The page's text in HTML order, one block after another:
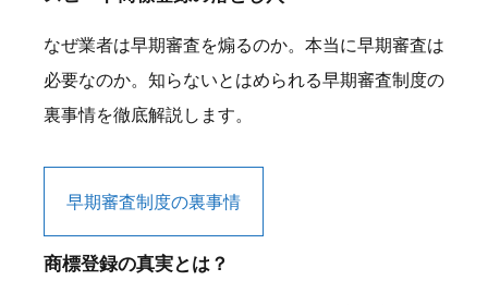
なぜ業者は早期審査を煽るのか。本当に早期審査は
必要なのか。知らないとはめられる早期審査制度の
裏事情を徹底解説します。
早期審査制度の裏事情
商標登録の真実とは？